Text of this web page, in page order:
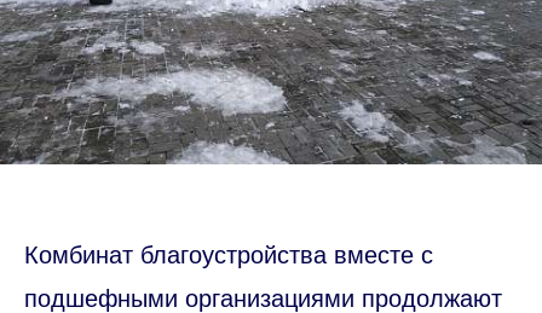
Комбинат благоустройства вместе с
подшефными организациями продолжают